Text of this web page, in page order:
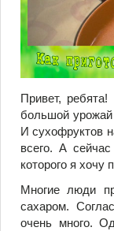
Привет,
большой урожай
И сухофруктов
всего. А
которого я хочу
Многие люди
сахаром.
очень много.